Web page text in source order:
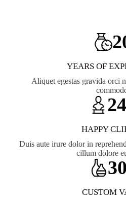
YEARS OF
Aliquet egestas gravida orci
HAPPY
Duis aute irure dolor in
cillum dolore
CUSTOM